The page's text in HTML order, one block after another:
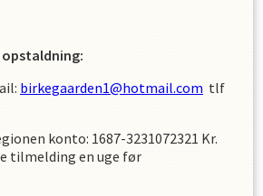
birkegaarden1@hotmail.com tlf
konto: 1687-3231072321 Kr.
tilmelding en uge før